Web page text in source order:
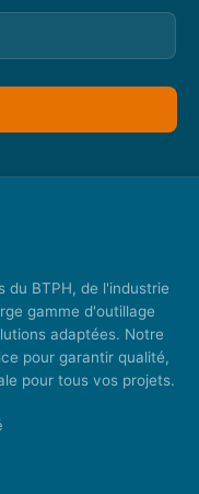
du BTPH, de l'industrie
gamme d'outillage
adaptées. Notre
pour garantir qualité,
pour tous vos projets.